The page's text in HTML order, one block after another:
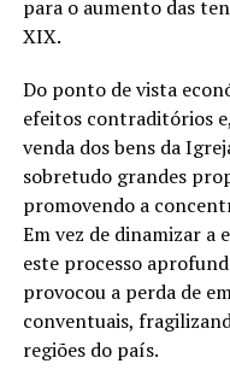
para o aumento das
XIX.
Do ponto de vista
efeitos contraditórios
venda dos bens da
sobretudo grandes
promovendo a
Em vez de dinamizar a
este processo
provocou a perda de
conventuais,
regiões do país.